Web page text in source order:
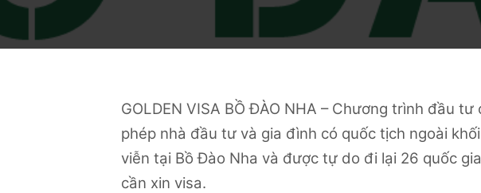
GOLDEN VISA BỒ ĐÀO NHA – Chương trình đầu
phép nhà đầu tư và gia đình có quốc tịch ngoài khối
viễn tại Bồ Đào Nha và được tự do đi lại 26 quốc
cần xin visa.